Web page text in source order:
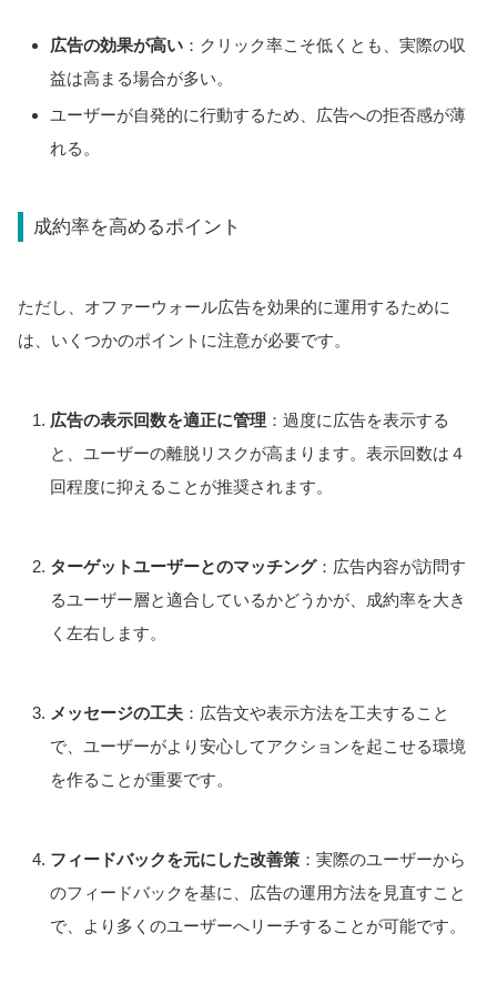
広告の効果が高い ：クリック率こそ低くとも、実際の収
益は高まる場合が多い。
ユーザーが自発的に行動するため、広告への拒否感が薄
れる。
成約率を高めるポイント
ただし、オファーウォール広告を効果的に運用するために
は、いくつかのポイントに注意が必要です。
広告の表示回数を適正に管理 ：過度に広告を表示する
と、ユーザーの離脱リスクが高まります。表示回数は４
回程度に抑えることが推奨されます。
ターゲットユーザーとのマッチング：広告内容が訪問す
るユーザー層と適合しているかどうかが、成約率を大き
く左右します。
メッセージの工夫 ：広告文や表示方法を工夫すること
で、ユーザーがより安心してアクションを起こせる環境
を作ることが重要です。
フィードバックを元にした改善策 ：実際のユーザーから
のフィードバックを基に、広告の運用方法を見直すこと
で、より多くのユーザーへリーチすることが可能です。